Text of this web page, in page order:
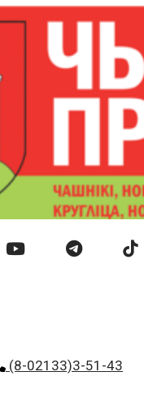
(8-02133)3-51-43